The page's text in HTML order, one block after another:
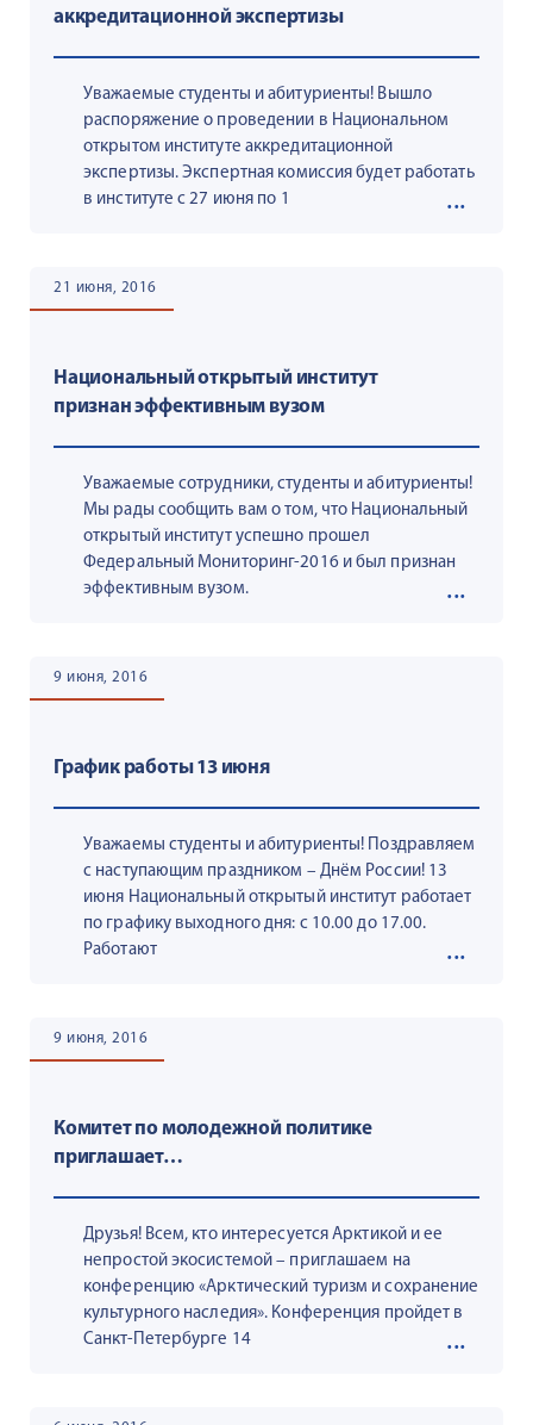
аккредитационной экспертизы
Уважаемые студенты и абитуриенты! Вышло
распоряжение о проведении в Национальном
открытом институте аккредитационной
экспертизы. Экспертная комиссия будет работать
в институте с 27 июня по 1
Национальный открытый институт
признан эффективным вузом
21 июня, 2016
Уважаемые сотрудники, студенты и абитуриенты!
Мы рады сообщить вам о том, что Национальный
открытый институт успешно прошел
Федеральный Мониторинг-2016 и был признан
эффективным вузом.
График работы 13 июня
9 июня, 2016
Уважаемы студенты и абитуриенты! Поздравляем
с наступающим праздником – Днём России! 13
июня Национальный открытый институт работает
по графику выходного дня: с 10.00 до 17.00.
Работают
Комитет по молодежной политике
приглашает…
9 июня, 2016
Друзья! Всем, кто интересуется Арктикой и ее
непростой экосистемой – приглашаем на
конференцию «Арктический туризм и сохранение
культурного наследия». Конференция пройдет в
Санкт-Петербурге 14